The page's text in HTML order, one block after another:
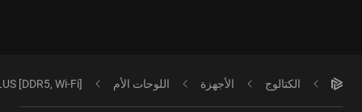
الكتالوج الأجهزة اللوحات الأم [DDR5, Wi-Fi]